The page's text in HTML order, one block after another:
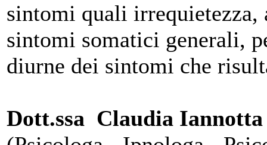
sintomi quali irrequietezza,
sintomi somatici generali,
diurne dei sintomi che
Dott.ssa Claudia Iannotta